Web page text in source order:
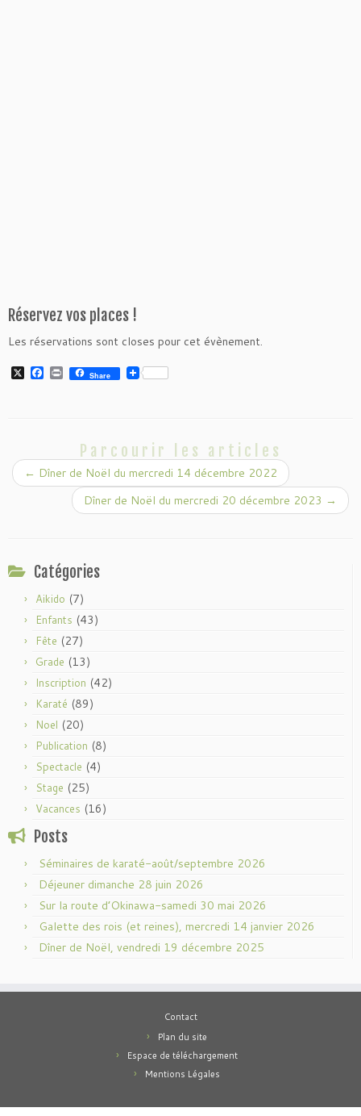
Réservez vos places !
Les réservations sont closes pour cet évènement.
X F
k
P Share
Parcourir les articles
← Dîner de Noël du mercredi 14 décembre 2022
Dîner de Noël du mercredi 20 décembre 2023 →
Catégories
Aikido (7)
Enfants (43)
Fête (27)
Grade (13)
Inscription (42)
Karaté (89)
Noel (20)
Publication (8)
Spectacle (4)
Stage (25)
Vacances (16)
Posts
Séminaires de karaté-août/septembre 2026
Déjeuner dimanche 28 juin 2026
Sur la route d’Okinawa-samedi 30 mai 2026
Galette des rois (et reines), mercredi 14 janvier 2026
Dîner de Noël, vendredi 19 décembre 2025
Contact
Plan du site
Espace de téléchargement
Mentions Légales